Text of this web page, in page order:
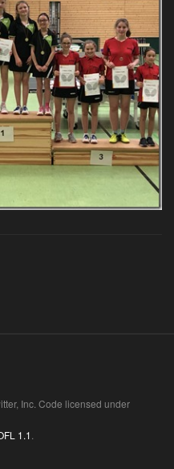
Inc. Code licensed under
1.1